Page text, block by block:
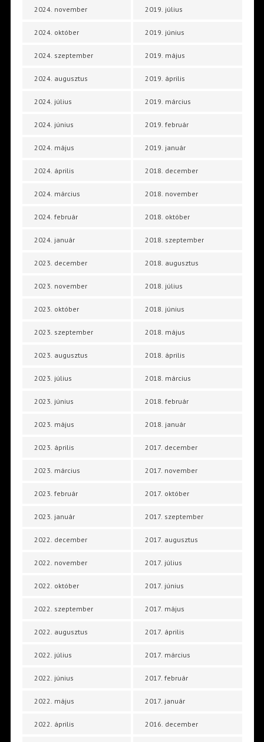
2024. november
2024. október
2024. szeptember
2024. augusztus
2024. július
2024. június
2024. május
2024. április
2024. március
2024. február
2024. január
2023. december
2023. november
2023. október
2023. szeptember
2023. augusztus
2023. július
2023. június
2023. május
2023. április
2023. március
2023. február
2023. január
2022. december
2022. november
2022. október
2022. szeptember
2022. augusztus
2022. július
2022. június
2022. május
2022. április
2019. július
2019. június
2019. május
2019. április
2019. március
2019. február
2019. január
2018. december
2018. november
2018. október
2018. szeptember
2018. augusztus
2018. július
2018. június
2018. május
2018. április
2018. március
2018. február
2018. január
2017. december
2017. november
2017. október
2017. szeptember
2017. augusztus
2017. július
2017. június
2017. május
2017. április
2017. március
2017. február
2017. január
2016. december